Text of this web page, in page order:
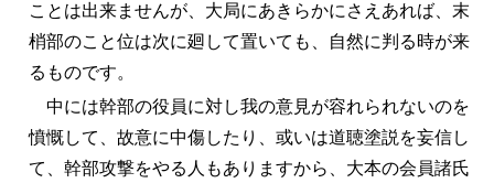
ことは出来ませんが、大局にあきらかにさえあれば、末
梢部のこと位は次に廻して置いても、自然に判る時が来
るものです。
中には幹部の役員に対し我の意見が容れられないのを
憤慨して、故意に中傷したり、或いは道聴塗説を妄信し
て、幹部攻撃をやる人もありますから、大本の会員諸氏